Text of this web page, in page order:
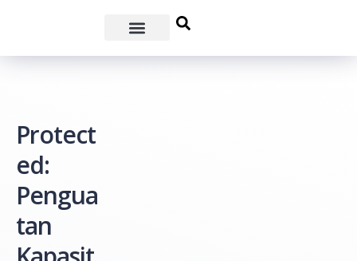
Protect
ed:
Pengua
tan